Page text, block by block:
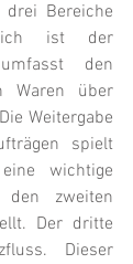
Bereiche
ist der
den
Waren über
Weitergabe
spielt
wichtige
den zweiten
Der dritte
Dieser